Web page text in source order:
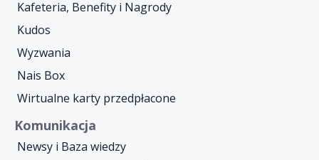
Kafeteria, Benefity i Nagrody
Kudos
Wyzwania
Nais Box
Wirtualne karty przedpłacone
Komunikacja
Newsy i Baza wiedzy